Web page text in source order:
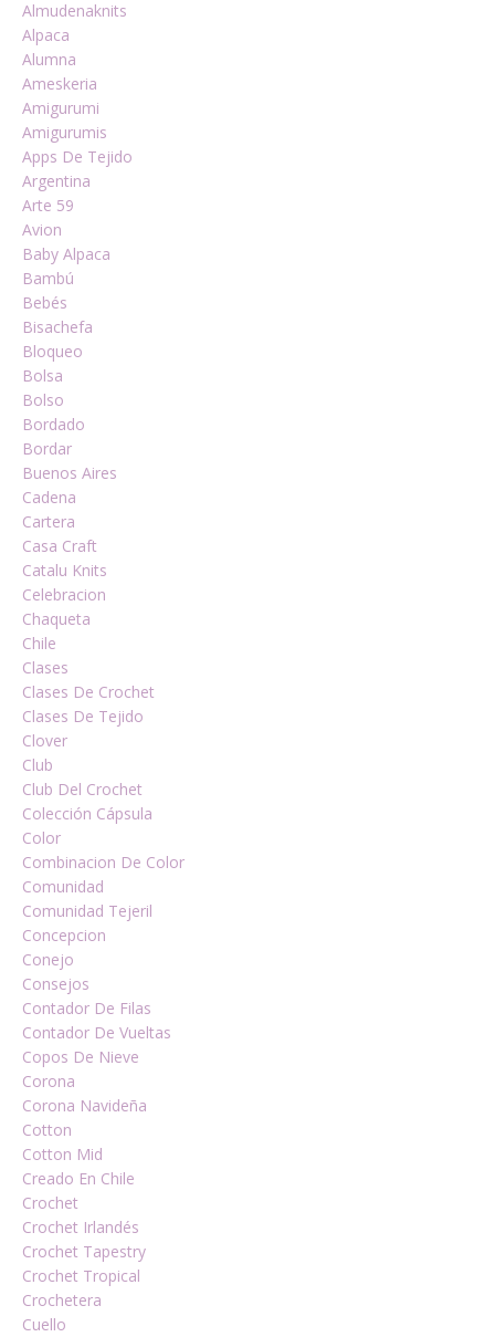
Almudenaknits
Alpaca
Alumna
Ameskeria
Amigurumi
Amigurumis
Apps De Tejido
Argentina
Arte 59
Avion
Baby Alpaca
Bambú
Bebés
Bisachefa
Bloqueo
Bolsa
Bolso
Bordado
Bordar
Buenos Aires
Cadena
Cartera
Casa Craft
Catalu Knits
Celebracion
Chaqueta
Chile
Clases
Clases De Crochet
Clases De Tejido
Clover
Club
Club Del Crochet
Colección Cápsula
Color
Combinacion De Color
Comunidad
Comunidad Tejeril
Concepcion
Conejo
Consejos
Contador De Filas
Contador De Vueltas
Copos De Nieve
Corona
Corona Navideña
Cotton
Cotton Mid
Creado En Chile
Crochet
Crochet Irlandés
Crochet Tapestry
Crochet Tropical
Crochetera
Cuello